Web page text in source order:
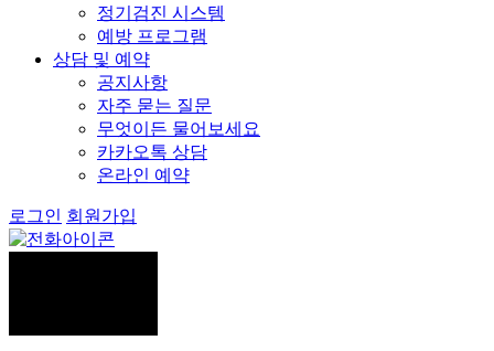
정기검진 시스템
예방 프로그램
상담 및 예약
공지사항
자주 묻는 질문
무엇이든 물어보세요
카카오톡 상담
온라인 예약
로그인 회원가입